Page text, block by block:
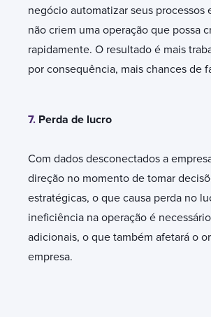
negócio automatizar seus processos
não criem uma operação que possa
rapidamente. O resultado é mais
por consequência, mais chances de
7. Perda de lucro
Com dados desconectados a
direção no momento de tomar
estratégicas, o que causa perda no
ineficiência na operação é
adicionais, o que também afetará o
empresa.